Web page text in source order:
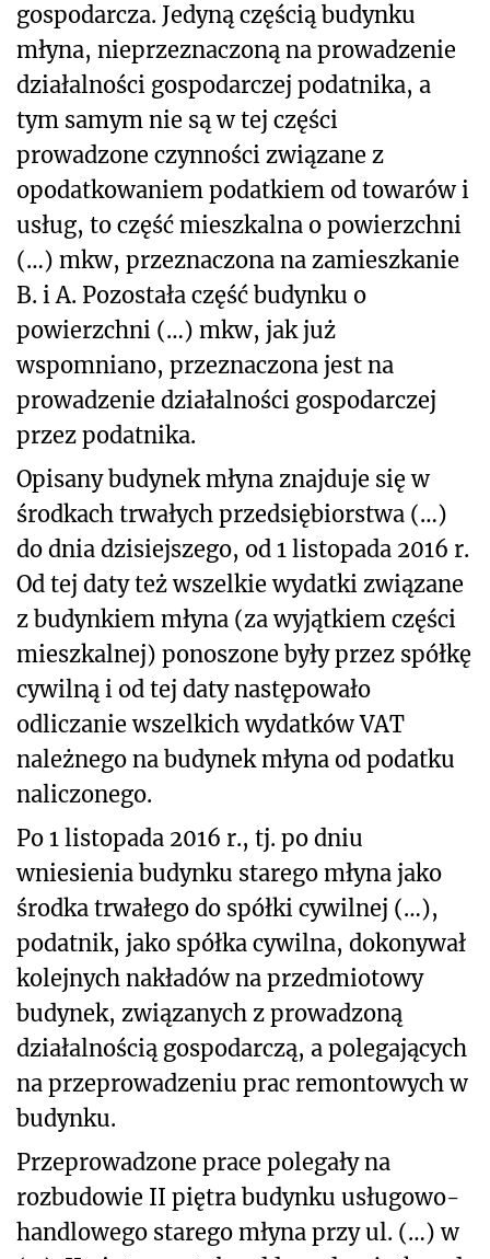
gospodarcza. Jedyną częścią budynku
młyna, nieprzeznaczoną na prowadzenie
działalności gospodarczej podatnika, a
tym samym nie są w tej części
prowadzone czynności związane z
opodatkowaniem podatkiem od towarów i
usług, to część mieszkalna o powierzchni
(…) mkw, przeznaczona na zamieszkanie
B. i A. Pozostała część budynku o
powierzchni (…) mkw, jak już
wspomniano, przeznaczona jest na
prowadzenie działalności gospodarczej
przez podatnika.
Opisany budynek młyna znajduje się w
środkach trwałych przedsiębiorstwa (…)
do dnia dzisiejszego, od 1 listopada 2016 r.
Od tej daty też wszelkie wydatki związane
z budynkiem młyna (za wyjątkiem części
mieszkalnej) ponoszone były przez spółkę
cywilną i od tej daty następowało
odliczanie wszelkich wydatków VAT
należnego na budynek młyna od podatku
naliczonego.
Po 1 listopada 2016 r., tj. po dniu
wniesienia budynku starego młyna jako
środka trwałego do spółki cywilnej (…),
podatnik, jako spółka cywilna, dokonywał
kolejnych nakładów na przedmiotowy
budynek, związanych z prowadzoną
działalnością gospodarczą, a polegających
na przeprowadzeniu prac remontowych w
budynku.
Przeprowadzone prace polegały na
rozbudowie II piętra budynku usługowo-
handlowego starego młyna przy ul. (…) w